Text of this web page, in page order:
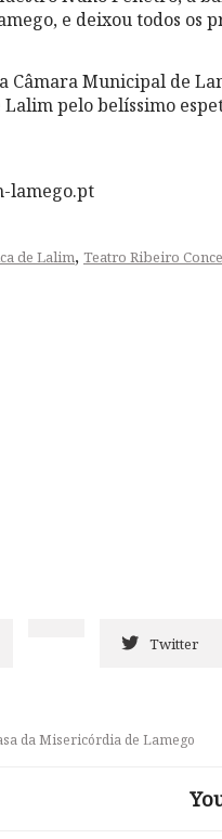
e deixou todos os
Câmara Municipal de
pelo belíssimo
lamego.pt
de Lalim, Teatro Ribeiro
Twitter
da Misericórdia de Lamego